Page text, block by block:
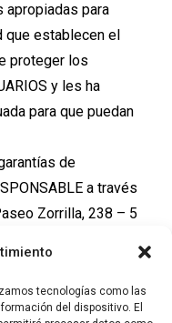
tecnologías como las
del dispositivo. El
para
que establecen el
proteger los
y les ha
para que puedan
de
a través
Zorrilla, 238 – 5